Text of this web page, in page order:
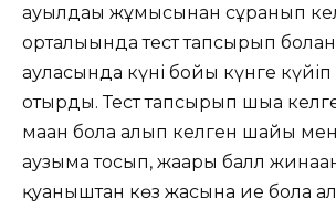
ауылдағы жұмысынан сұранып
орталығында тест тапсырып
ауласында күні бойы күнге күйіп
отырды. Тест тапсырып шыға
маған бола алып келген шайы
аузыма тосып, жағары балл
қуаныштан көз жасына ие бола